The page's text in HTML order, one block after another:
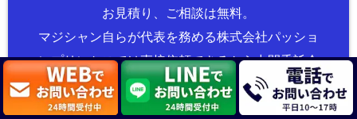
お見積り、ご相談は無料。
マジシャン自らが代表を務める株式会社パッショ
ンプリンセスでは直接依頼できるから中間委託会
社への委託料は一切かかりません。
ご質問、ご不明な点など、お気軽にお問い合わせ